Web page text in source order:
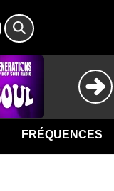
FRÉQUENCES